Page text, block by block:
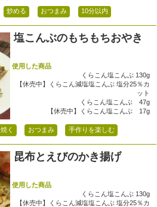
炒める おつまみ 10分以内
塩こんぶのもちもちおやき
使用した商品
くらこん塩こんぶ 130g
【休売中】くらこん減塩塩こんぶ 塩分25％カ
ット
くらこん塩こんぶ 47g
【休売中】くらこん塩こんぶ 17g
焼く おつまみ 手作りを楽しむ
昆布とえびのかき揚げ
使用した商品
くらこん塩こんぶ 130g
【休売中】くらこん減塩塩こんぶ 塩分25％カ